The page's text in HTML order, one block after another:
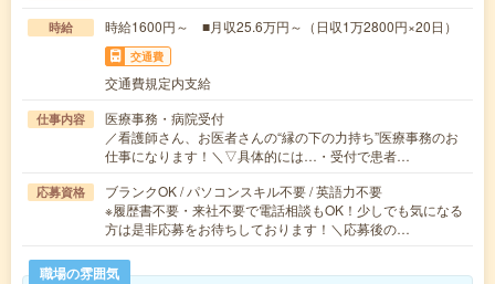
時給 時給1600円～ ■月収25.6万円～（日収1万2800円×20日）
交通費
交通費規定内支給
仕事内容
医療事務・病院受付
／看護師さん、お医者さんの“縁の下の力持ち”医療事務のお
仕事になります！＼▽具体的には…・受付で患者…
応募資格
ブランクOK / パソコンスキル不要 / 英語力不要
※履歴書不要・来社不要で電話相談もOK！少しでも気になる
方は是非応募をお待ちしております！＼応募後の…
職場の雰囲気